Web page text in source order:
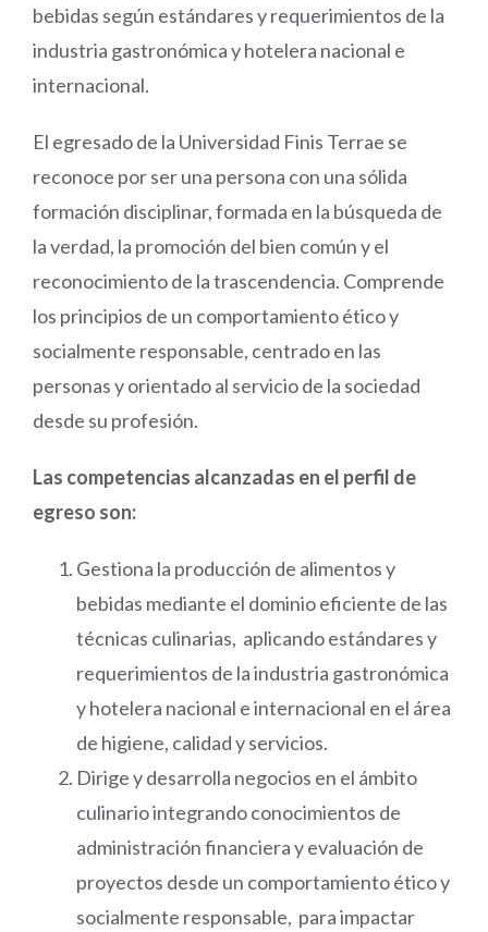
bebidas según estándares y requerimientos de la
industria gastronómica y hotelera nacional e
internacional.
El egresado de la Universidad Finis Terrae se
reconoce por ser una persona con una sólida
formación disciplinar, formada en la búsqueda de
la verdad, la promoción del bien común y el
reconocimiento de la trascendencia. Comprende
los principios de un comportamiento ético y
socialmente responsable, centrado en las
personas y orientado al servicio de la sociedad
desde su profesión.
Las competencias alcanzadas en el perfil de
egreso son:
Gestiona la producción de alimentos y
bebidas mediante el dominio eficiente de las
técnicas culinarias, aplicando estándares y
requerimientos de la industria gastronómica
y hotelera nacional e internacional en el área
de higiene, calidad y servicios.
Dirige y desarrolla negocios en el ámbito
culinario integrando conocimientos de
administración financiera y evaluación de
proyectos desde un comportamiento ético y
socialmente responsable, para impactar